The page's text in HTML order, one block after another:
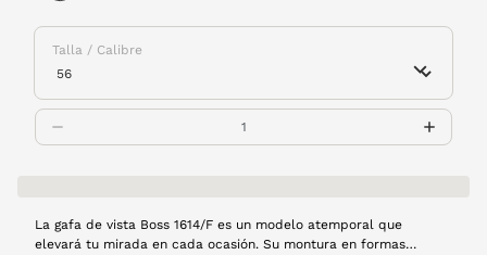
Talla / Calibre
La gafa de vista Boss 1614/F es un modelo atemporal que
elevará tu mirada en cada ocasión. Su montura en formas